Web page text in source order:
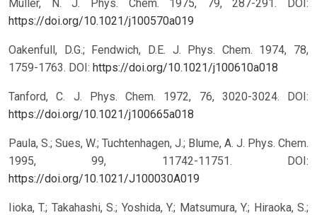
Muller, N. J. Phys. Chem. 1975, 79, 287-291. DOI:
https://doi.org/10.1021/j100570a019
Oakenfull, D.G.; Fendwich, D.E. J. Phys. Chem. 1974, 78,
1759-1763. DOI: https://doi.org/10.1021/j100610a018
Tanford, C. J. Phys. Chem. 1972, 76, 3020-3024. DOI:
https://doi.org/10.1021/j100665a018
Paula, S.; Sues, W.; Tuchtenhagen, J.; Blume, A. J. Phys. Chem.
1995, 99, 11742-11751. DOI:
https://doi.org/10.1021/J100030A019
Iioka, T.; Takahashi, S.; Yoshida, Y.; Matsumura, Y.; Hiraoka, S.;